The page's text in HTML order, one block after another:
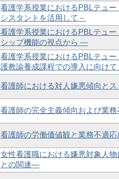
看護学系授業におけるPBLテュ
シスタントを活用して－
看護学系授業におけるPBLテュ
シップ機能の視点から ―
看護学系授業におけるPBLテュ
護教諭養成課程での導入に向けて
看護師における対人嫌悪傾向と
看護師の完全主義傾向および業
看護師の労働価値観と業務不適応
女性看護職における嫌悪対象人
との関連―